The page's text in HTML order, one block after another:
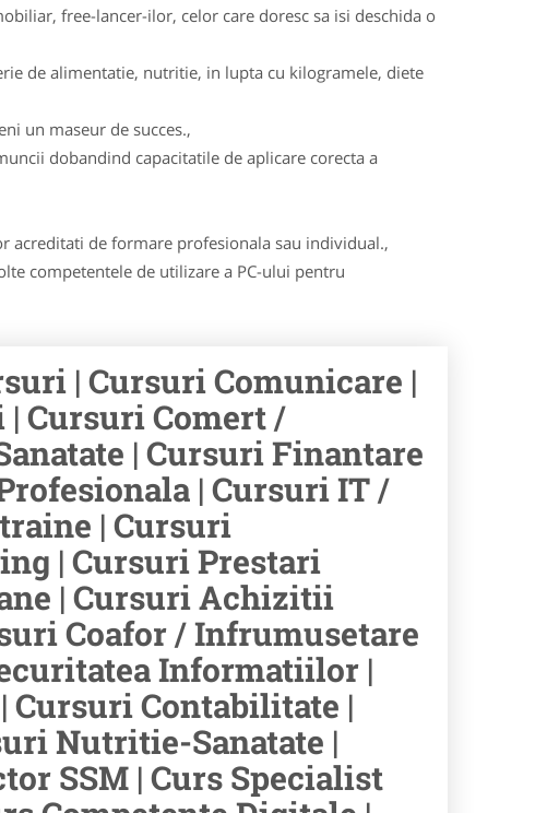
free-lancer-ilor, celor care doresc sa isi deschida o
de alimentatie, nutritie, in lupta cu kilogramele, diete
un maseur de succes.,
dobandind capacitatile de aplicare corecta a
acreditati de formare profesionala sau individual.,
competentele de utilizare a PC-ului pentru
| Cursuri Comunicare |
Cursuri Comert /
| Cursuri Finantare
| Cursuri IT /
| Cursuri
| Cursuri Prestari
| Cursuri Achizitii
Coafor / Infrumusetare
Informatiilor |
Cursuri Contabilitate |
Nutritie-Sanatate |
SSM | Curs Specialist